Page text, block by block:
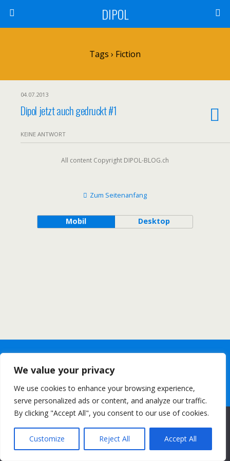
We value your privacy
We use cookies to enhance your browsing experience,
serve personalized ads or content, and analyze our traffic.
By clicking "Accept All", you consent to our use of cookies.
Customize Reject All Accept All
DIPOL
Tags › Fiction
04.07.2013
Dipol jetzt auch gedruckt #1
KEINE ANTWORT
All content Copyright DIPOL-BLOG.ch
Diese Website benutzt Cookies. Wenn du die Website weiter
nutzt, gehen wir von deinem Einverständnis aus.
Zum Seitenanfang
Mobil Desktop